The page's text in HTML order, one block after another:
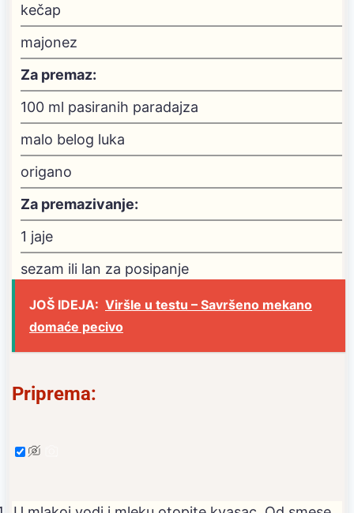
kečap
majonez
Za premaz:
100 ml pasiranih paradajza
malo belog luka
origano
Za premazivanje:
1 jaje
sezam ili lan za posipanje
JOŠ IDEJA: Viršle u testu – Savršeno mekano
domaće pecivo
Priprema: